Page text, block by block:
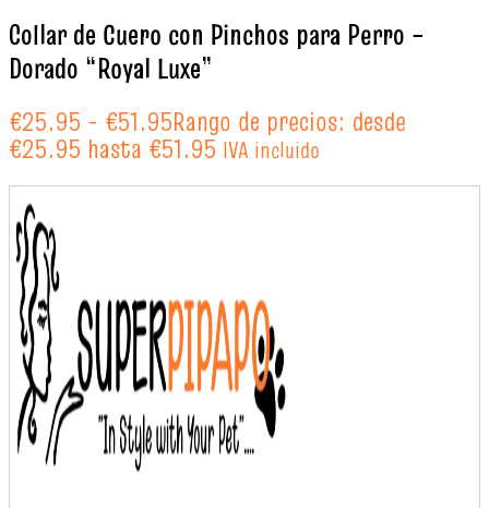
Collar de Cuero con Pinchos para Perro –
Dorado “Royal Luxe”
€25.95 - €51.95Rango de precios: desde
€25.95 hasta €51.95 IVA incluido